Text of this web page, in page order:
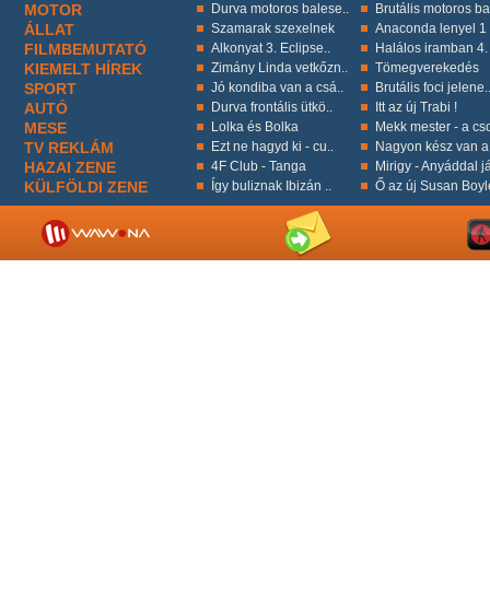
MOTOR Durva motoros balese.. Brutális motoros
ÁLLAT Szamarak szexelnek Anaconda lenyel 1
FILMBEMUTATÓ Alkonyat 3. Eclipse.. Halálos iramban 4.
KIEMELT HÍREK Zimány Linda vetkőzn.. Tömegverekedés
SPORT Jó kondiba van a csá.. Brutális foci jelene..
AUTÓ Durva frontális ütkö.. Itt az új Trabi !
MESE Lolka és Bolka Mekk mester - a
TV REKLÁM Ezt ne hagyd ki - cu.. Nagyon kész van
HAZAI ZENE 4F Club - Tanga Mirigy - Anyáddal
KÜLFÖLDI ZENE Így buliznak Ibizán .. Ő az új Susan